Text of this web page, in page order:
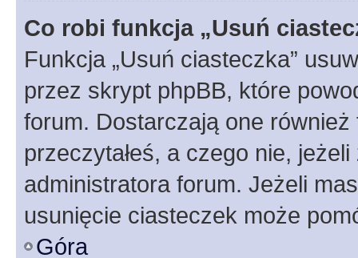
Co robi funkcja „Usuń
Funkcja „Usuń ciasteczka”
przez skrypt phpBB, które
forum. Dostarczają one
przeczytałeś, a czego nie,
administratora forum. Jeżeli
usunięcie ciasteczek może
Góra